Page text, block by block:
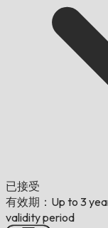
已接受
有效期：Up to 3
validity period